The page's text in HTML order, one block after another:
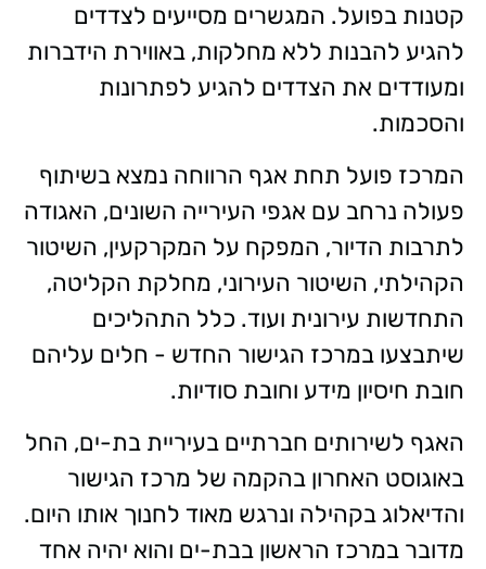
קטנות בפועל. המגשרים מסייעים לצדדים
להגיע להבנות ללא מחלקות, באווירת הידברות
ומעודדים את הצדדים להגיע לפתרונות
והסכמות.
המרכז פועל תחת אגף הרווחה נמצא בשיתוף
פעולה נרחב עם אגפי העירייה השונים, האגודה
לתרבות הדיור, המפקח על המקרקעין, השיטור
הקהילתי, השיטור העירוני, מחלקת הקליטה,
התחדשות עירונית ועוד. כלל התהליכים
שיתבצעו במרכז הגישור החדש - חלים עליהם
חובת חיסיון מידע וחובת סודיות.
האגף לשירותים חברתיים בעיריית בת-ים, החל
באוגוסט האחרון בהקמה של מרכז הגישור
והדיאלוג בקהילה ונרגש מאוד לחנוך אותו היום.
מדובר במרכז הראשון בבת-ים והוא יהיה אחד